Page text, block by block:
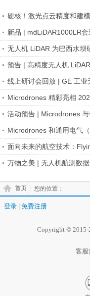
硬核！激光点云精度和建
新品 | mdLiDAR1000LR套
万像素相机合二为一
无人机 LiDAR 为巴西水坝
预告 | 高精度无人机
解线上研讨会
线上研讨会回放 | GE 工业
Microdrones 精彩亮相
术培训班
活动预告 | Microdrones 与
能企业数字化转型技术交
Microdrones 和通用电气
列
面向未来的航空技术：
万物之美 | 无人机航测数
您的位置：
首页
登录 免费注册
Copyright © 2015-
客服